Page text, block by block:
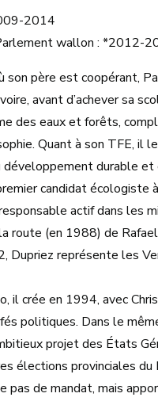
2014
wallon : *2012-
son père est coopérant,
avant d’achever sa
des eaux et forêts,
Quant à son TFE, il
développement durable
candidat écologiste
actif dans les
route (en 1988) de
Dupriez représente les
il crée en 1994, avec
politiques. Dans le
projet des États
élections provinciales
pas de mandat, mais